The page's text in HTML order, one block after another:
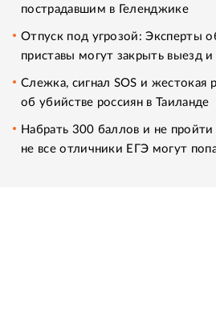
пострадавшим в Геленджике
Отпуск под угрозой: Эксперты
приставы могут закрыть выезд
Слежка, сигнал SOS и жестокая
об убийстве россиян в Таиланде
Набрать 300 баллов и не
не все отличники ЕГЭ могут